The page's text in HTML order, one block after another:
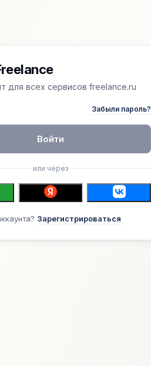
для всех сервисов freelance.ru
Забыли пароль?
Войти
или через
Зарегистрироваться